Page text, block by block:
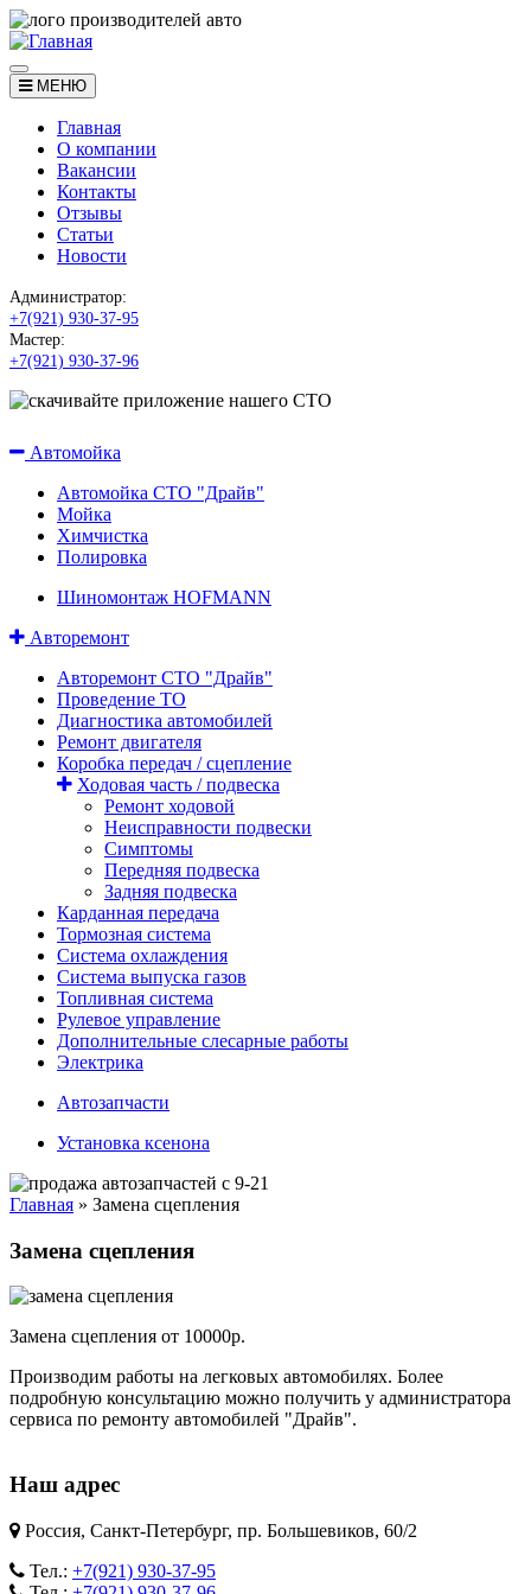
МЕНЮ
Главная
О компании
Вакансии
Контакты
Отзывы
Статьи
Новости
Администратор:
+7(921) 930-37-95
Мастер:
+7(921) 930-37-96
Автомойка
Автомойка СТО "Драйв"
Мойка
Химчистка
Полировка
Шиномонтаж HOFMANN
Авторемонт
Авторемонт СТО "Драйв"
Проведение ТО
Диагностика автомобилей
Ремонт двигателя
Коробка передач / сцепление
Ходовая часть / подвеска
Ремонт ходовой
Неисправности подвески
Симптомы
Передняя подвеска
Задняя подвеска
Карданная передача
Тормозная система
Система охлаждения
Система выпуска газов
Топливная система
Рулевое управление
Дополнительные слесарные работы
Электрика
Автозапчасти
Установка ксенона
Главная » Замена сцепления
Замена сцепления
Замена сцепления от 10000р.
Производим работы на легковых автомобилях. Более
подробную консультацию можно получить у администратора
сервиса по ремонту автомобилей "Драйв".
Наш адрес
Россия, Санкт-Петербург, пр. Большевиков, 60/2
Тел.: +7(921) 930-37-95